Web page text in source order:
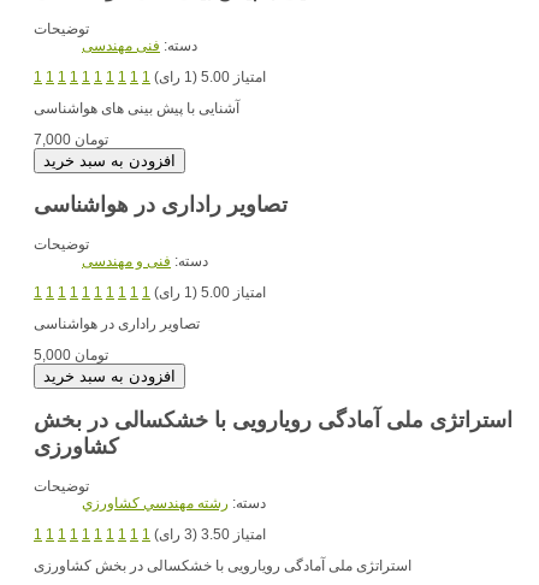
توضیحات
دسته: فنی مهندسی
1 1 1 1 1 1 1 1 1 1
امتیاز 5.00 (1 رای)
آشنایی با پیش بینی های هواشناسی
7,000 تومان
تصاویر راداری در هواشناسی
توضیحات
دسته: فنی و مهندسی
1 1 1 1 1 1 1 1 1 1
امتیاز 5.00 (1 رای)
5,000 تومان
استراتژی ملی آمادگی رویارویی با خشکسالی در بخش
کشاورزی
توضیحات
دسته: رشته مهندسي کشاورزي
1 1 1 1 1 1 1 1 1 1
امتیاز 3.50 (3 رای)
استراتژی ملی آمادگی رویارویی با خشکسالی در بخش کشاورزی